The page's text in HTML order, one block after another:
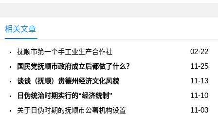
相关文章
02-22
抚顺市第一个手工业生产合作社
11-25
国民党抚顺市政府成立后都做了什么？
11-13
谈谈（抚顺）贵德州经济文化风貌
11-10
日伪统治时期实行的“经济统制”
11-03
关于日伪时期的抚顺市公署机构设置